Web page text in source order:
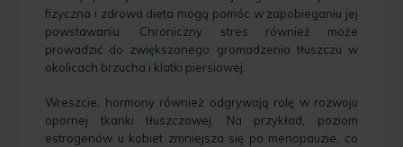
fizyczna i zdrowa dieta mogą pomóc w zapobieganiu jej
powstawaniu. Chroniczny stres również może
prowadzić do zwiększonego gromadzenia tłuszczu w
okolicach brzucha i klatki piersiowej.
Wreszcie, hormony również odgrywają rolę w rozwoju
opornej tkanki tłuszczowej. Na przykład, poziom
estrogenów u kobiet zmniejsza się po menopauzie, co